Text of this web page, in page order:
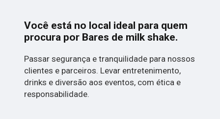
Você está no local ideal para quem
procura por Bares de milk shake.
Passar segurança e tranquilidade para nossos
clientes e parceiros. Levar entretenimento,
drinks e diversão aos eventos, com ética e
responsabilidade.